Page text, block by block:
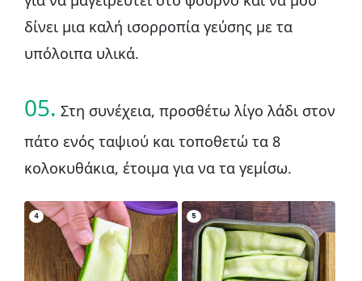
δίνει μια καλή ισορροπία γεύσης με τα
υπόλοιπα υλικά.
05. Στη συνέχεια, προσθέτω λίγο λάδι στον
πάτο ενός ταψιού και τοποθετώ τα 8
κολοκυθάκια, έτοιμα για να τα γεμίσω.